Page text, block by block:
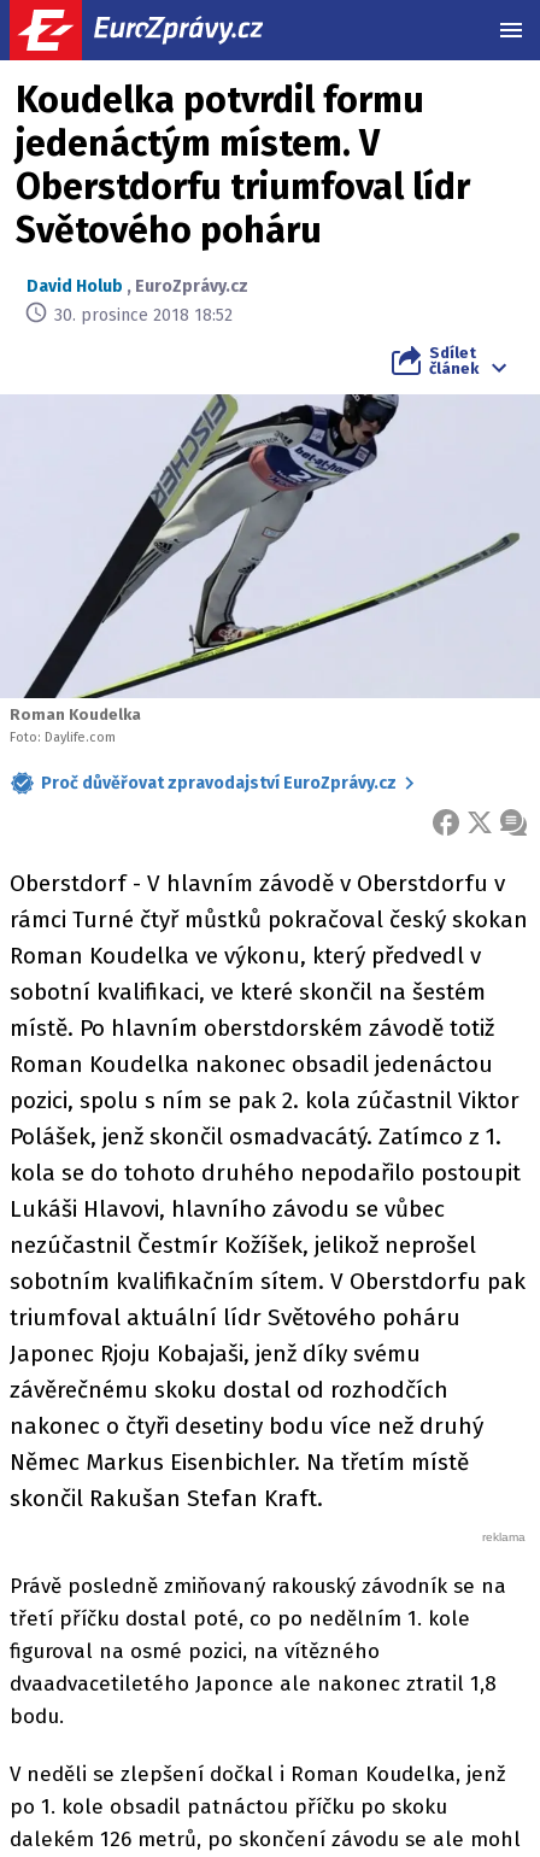
Koudelka potvrdil formu
jedenáctým místem. V
Oberstdorfu triumfoval lídr
Světového poháru
David Holub , EuroZprávy.cz
30. prosince 2018 18:52
Sdílet
článek
Roman Koudelka
Foto: Daylife.com
Proč důvěřovat zpravodajství EuroZprávy.cz
FACEBOOK
X
Oberstdorf - V hlavním závodě v Oberstdorfu v
rámci Turné čtyř můstků pokračoval český skokan
Roman Koudelka ve výkonu, který předvedl v
sobotní kvalifikaci, ve které skončil na šestém
místě. Po hlavním oberstdorském závodě totiž
Roman Koudelka nakonec obsadil jedenáctou
pozici, spolu s ním se pak 2. kola zúčastnil Viktor
Polášek, jenž skončil osmadvacátý. Zatímco z 1.
kola se do tohoto druhého nepodařilo postoupit
Lukáši Hlavovi, hlavního závodu se vůbec
nezúčastnil Čestmír Kožíšek, jelikož neprošel
sobotním kvalifikačním sítem. V Oberstdorfu pak
triumfoval aktuální lídr Světového poháru
Japonec Rjoju Kobajaši, jenž díky svému
závěrečnému skoku dostal od rozhodčích
nakonec o čtyři desetiny bodu více než druhý
Němec Markus Eisenbichler. Na třetím místě
skončil Rakušan Stefan Kraft.
Právě posledně zmiňovaný rakouský závodník se na
třetí příčku dostal poté, co po nedělním 1. kole
figuroval na osmé pozici, na vítězného
dvaadvacetiletého Japonce ale nakonec ztratil 1,8
bodu.
V neděli se zlepšení dočkal i Roman Koudelka, jenž
po 1. kole obsadil patnáctou příčku po skoku
dalekém 126 metrů, po skončení závodu se ale mohl